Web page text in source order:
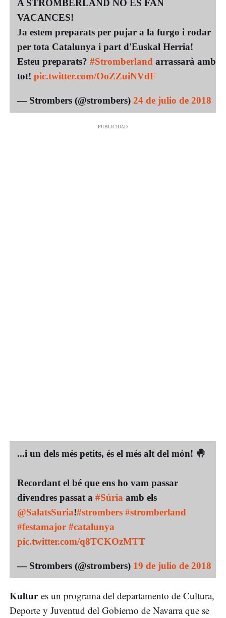
A STROMBERLAND NO ES FAN
VACANCES!
Ja estem preparats per pujar a la furgo i rodar
per tota Catalunya i part d'Euskal Herria!
Esteu preparats? #Stromberland arrassarà amb
tot! pic.twitter.com/OoZZuiNVdF
— Strombers (@strombers) 24 de julio de 2018
...i un dels més petits, és el més alt del món! 🤚
Recordant el bé que ens ho vam passar
divendres passat a #Súria amb els
@SalatsSuria!#strombers #stromberland
#festamajor #catalunya
pic.twitter.com/q8TCKOzMTT
— Strombers (@strombers) 19 de julio de 2018
Kultures un programa del departamento de Cultura,
Deporte y Juventud del Gobierno de Navarra que se